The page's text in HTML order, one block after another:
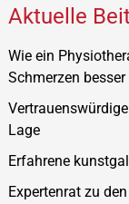
Aktuelle
Wie ein
Schmerzen
Lage
Erfahrene
Expertenrat zu